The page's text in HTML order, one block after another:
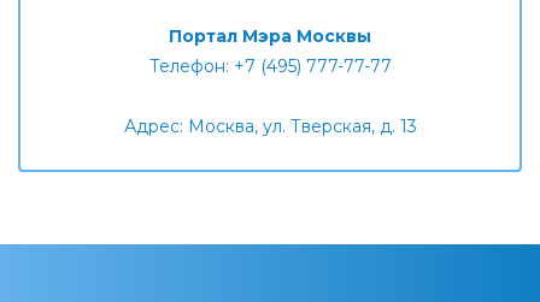
Портал Мэра Москвы
Телефон: +7 (495) 777-77-77
Адрес: Москва, ул. Тверская, д. 13